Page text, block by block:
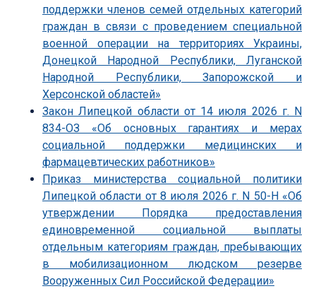
поддержки членов семей отдельных категорий
граждан в связи с проведением специальной
военной операции на территориях Украины,
Донецкой Народной Республики, Луганской
Народной Республики, Запорожской и
Херсонской областей»
Закон Липецкой области от 14 июля 2026 г. N
834-ОЗ «Об основных гарантиях и мерах
социальной поддержки медицинских и
фармацевтических работников»
Приказ министерства социальной политики
Липецкой области от 8 июля 2026 г. N 50-Н «Об
утверждении Порядка предоставления
единовременной социальной выплаты
отдельным категориям граждан, пребывающих
в мобилизационном людском резерве
Вооруженных Сил Российской Федерации»